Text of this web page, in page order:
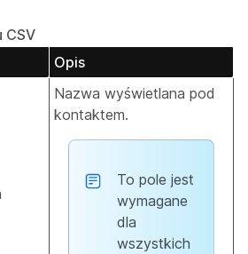
CSV
Opis
Nazwa wyświetlana pod
kontaktem.
To pole jest
wymagane
dla
wszystkich